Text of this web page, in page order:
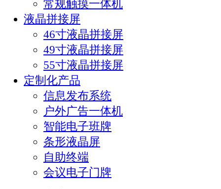
常规触摸一体机
液晶拼接屏
46寸液晶拼接屏
49寸液晶拼接屏
55寸液晶拼接屏
定制化产品
信息发布系统
户外广告一体机
智能电子班牌
条形液晶屏
自助终端
会议电子门牌